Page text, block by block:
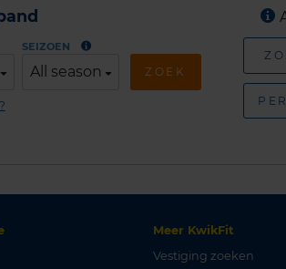
SEIZOEN
All season ZOEK
Meer KwikFit
Vestiging zoeken